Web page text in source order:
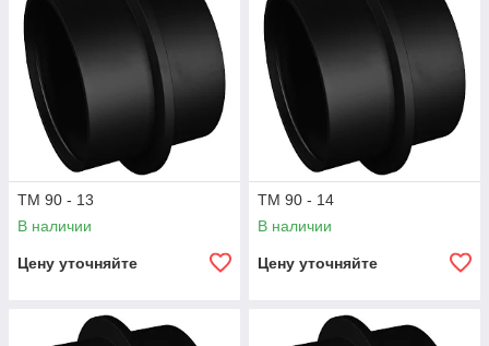
ТМ 90 - 13
В наличии
Цену уточняйте
ТМ 90 - 14
В наличии
Цену уточняйте